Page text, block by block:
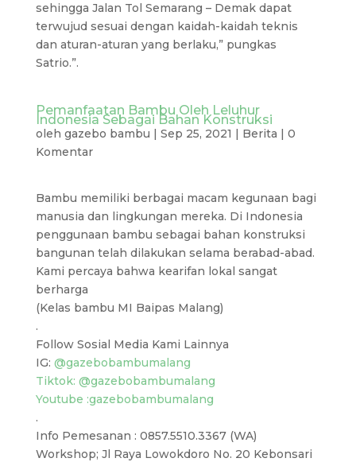
sehingga Jalan Tol Semarang – Demak dapat
terwujud sesuai dengan kaidah-kaidah teknis
dan aturan-aturan yang berlaku,” pungkas
Satrio.”.
Pemanfaatan Bambu Oleh Leluhur
Indonesia Sebagai Bahan Konstruksi
oleh gazebo bambu | Sep 25, 2021 | Berita | 0
Komentar
Bambu memiliki berbagai macam kegunaan bagi
manusia dan lingkungan mereka. Di Indonesia
penggunaan bambu sebagai bahan konstruksi
bangunan telah dilakukan selama berabad-abad.
Kami percaya bahwa kearifan lokal sangat
berharga
(Kelas bambu MI Baipas Malang)
.
Follow Sosial Media Kami Lainnya
IG: @gazebobambumalang
Tiktok: @gazebobambumalang
Youtube :gazebobambumalang
.
Info Pemesanan : 0857.5510.3367 (WA)
Workshop; Jl Raya Lowokdoro No. 20 Kebonsari